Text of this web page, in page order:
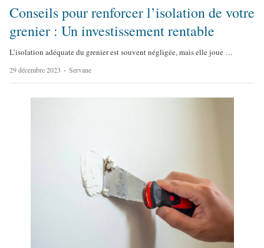
Conseils pour renforcer l’isolation de votre
grenier : Un investissement rentable
L’isolation adéquate du grenier est souvent négligée, mais elle joue …
29 décembre 2023
A
u
Servane